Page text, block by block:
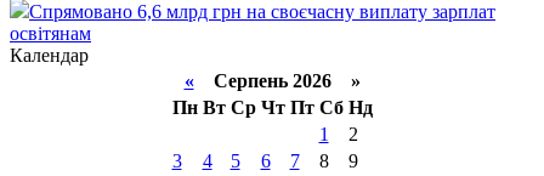
Спрямовано 6,6 млрд грн на своєчасну виплату зарплат
освітянам
Календар
«Серпень 2026 »
Пн Вт Ср Чт Пт Сб Нд
1
2
3
4 5 6 7 8
9